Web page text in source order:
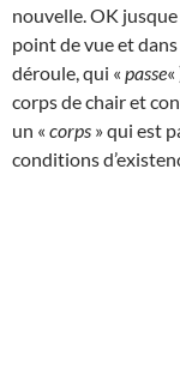
nouvelle. OK
point de vue et
déroule, qui « passe«
corps de chair et
un « corps » qui est
conditions